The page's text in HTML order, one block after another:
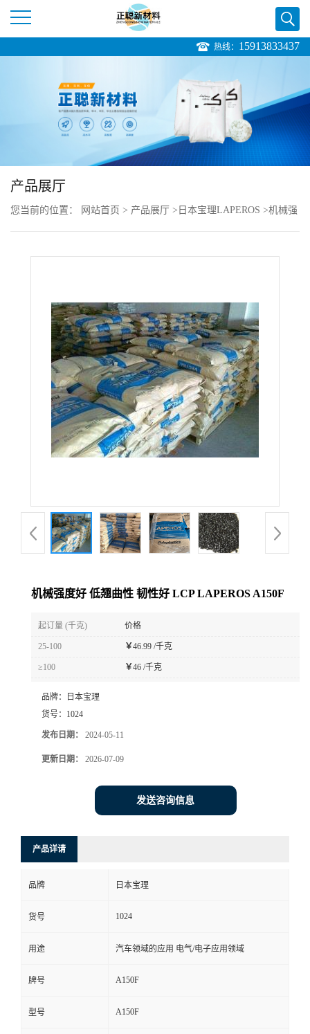
公
品
展
式
在
线
热线： 15913833437
产品展厅
您当前的位置： 网站首页 > 产品展厅 > 日本宝理LAPEROS >机械强
机械强度好 低翘曲性 韧性好 LCP LAPEROS A150F
起订量 (千克) 价格
25-100 ￥46.99 /千克
≥100 ￥46 /千克
品牌：
日本宝理
货号： 1024
发布日期： 2024-05-11
更新日期： 2026-07-09
发送咨询信息
产品详请
品牌 日本宝理
货号 1024
用途 汽车领域的应用 电气/电子应用领域
牌号 A150F
型号 A150F